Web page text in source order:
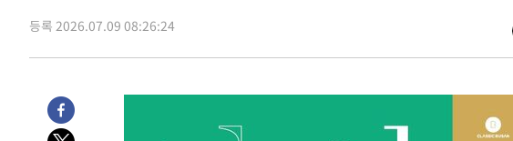
-8290초 전 >이강인, 오늘 서울서 AT마드리드 입단식…'전례 없는 특급대우'
1시간 전 >'여긴 20도, 저긴 50도'…열화상 카메라로 본 폭염 저감시설 '온도차'
3시간 전 >
4시간 전 >
이군이 불법 군시설 건설한 레바논 남부에서 레바논군 3명 폭발로 부상
등록 2026.07.09 08:26:24